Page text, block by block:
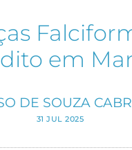
em
DE SOUZA
31 JUL 2025